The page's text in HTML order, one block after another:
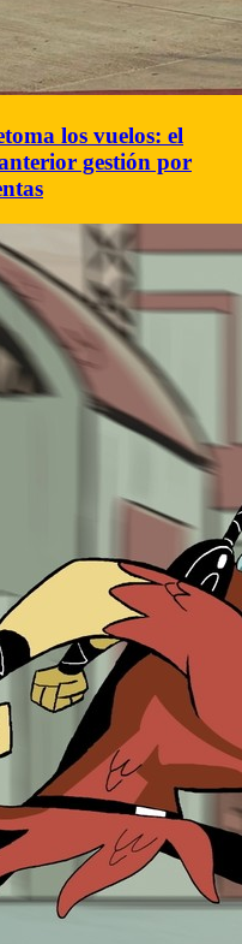
los vuelos: el
gestión por